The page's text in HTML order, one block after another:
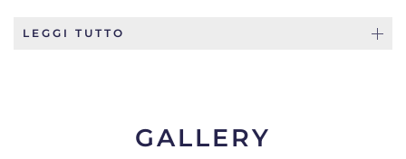
LEGGI TUTTO
GALLERY